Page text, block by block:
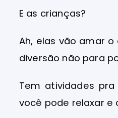
E as crianças?
Ah, elas vão amar
diversão não para
Tem atividades
você pode relaxar e